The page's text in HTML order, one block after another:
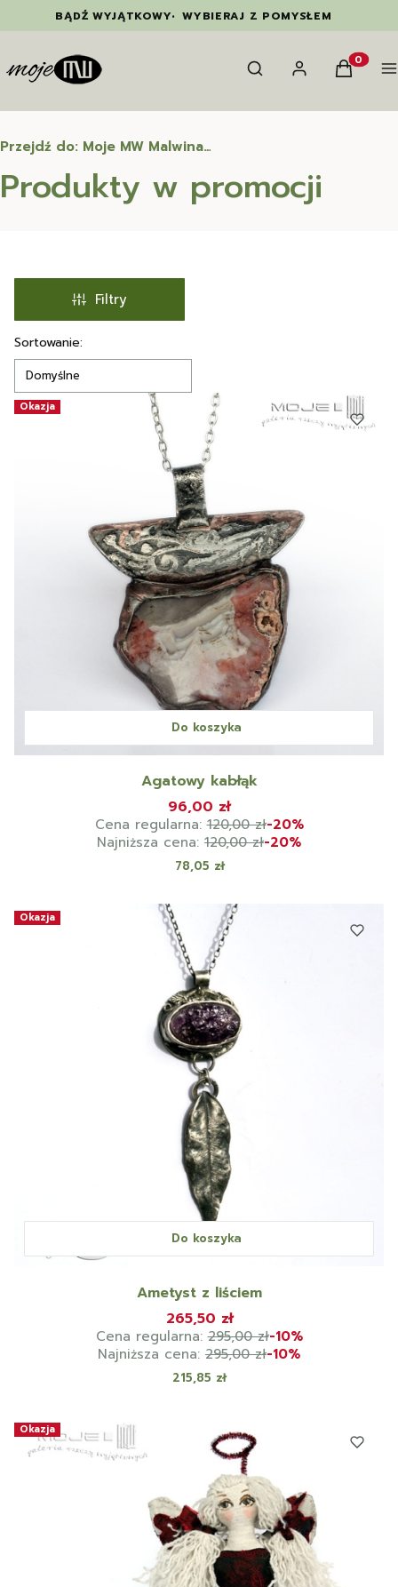
BĄDŹ WYJĄTKOWY• WYBIERAJ Z POMYSŁEM
Otwórz wyszukiwarkę
Szukaj Zaloguj sięKoszyk
Przejdź do: Moje MW Malwina Wetula
Produkty w promocji
Filtry
Lista produktów
Sortowanie:
Domyślne
Okazja
Do koszyka
Agatowy kabłąk
96,00 zł
Cena regularna: 120,00 zł-20%
Najniższa cena: 120,00 zł-20%
Cena
78,05 zł
Okazja
Do koszyka
Ametyst z liściem
265,50 zł
Cena regularna: 295,00 zł-10%
Najniższa cena: 295,00 zł-10%
Cena
215,85 zł
Okazja